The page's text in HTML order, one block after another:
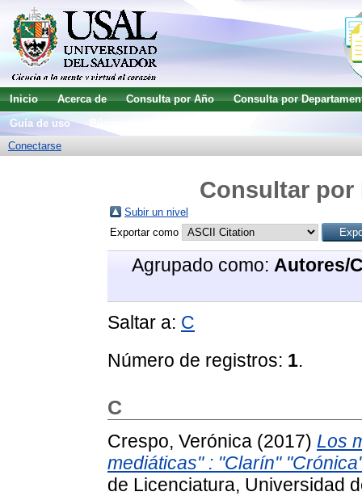
Inicio Acerca de Consulta por Año
Consulta por
Guía de uso
Conectarse
Consultar
Subir un nivel
Exportar como
Agrupado como: Autores/
Saltar a: C
Número de registros: 1.
C
Crespo, Verónica (2017) Los
mediáticas" : "Clarín"
de Licenciatura, Universidad